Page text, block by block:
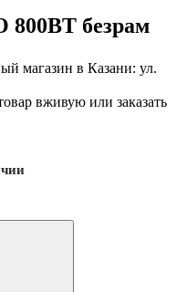
800ВТ безрам
магазин в Казани: ул.
вживую или заказать